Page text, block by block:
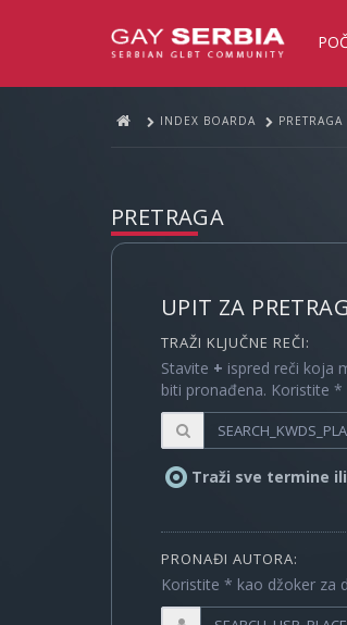
INDEX BOARDA PRETRAGA
PRETRAGA
UPIT ZA
TRAŽI KLJUČNE REČI:
Stavite + ispred reči koja
biti pronađena. Koristite
Traži sve termine
PRONAĐI AUTORA:
Koristite * kao džoker za